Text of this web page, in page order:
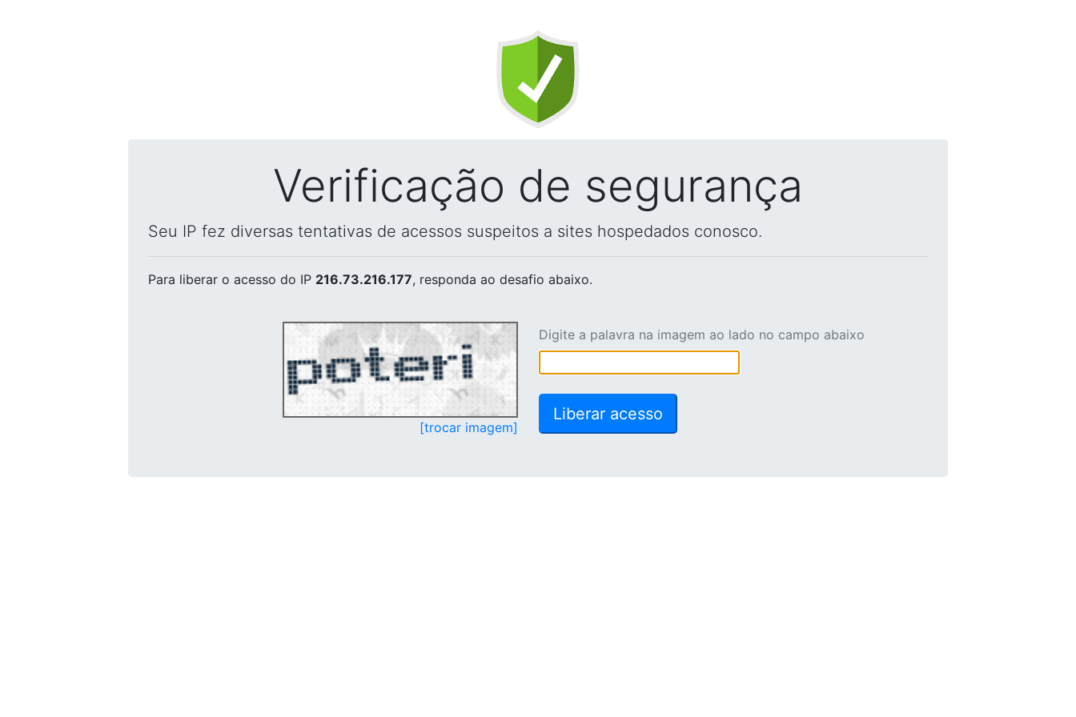
Verificação de segurança
Seu IP fez diversas tentativas de acessos suspeitos a sites hospedados conosco.
Para liberar o acesso do IP 216.73.216.177, responda ao desafio abaixo.
[trocar imagem]
Digite a palavra na imagem ao lado no campo abaixo